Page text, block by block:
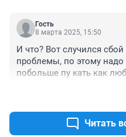
Гость
8 марта 2025, 15:50
И что? Вот случился
проблемы, по этому надо
побольше пу кать как
Читать